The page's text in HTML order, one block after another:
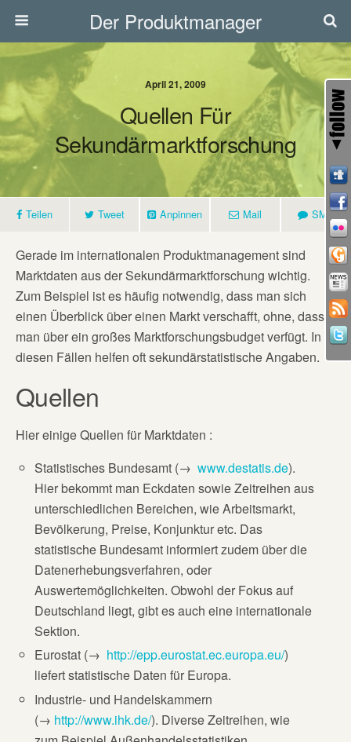
Der Produktmanager
April 21, 2009
Quellen Für
Sekundärmarktforschung
Teilen Tweet Anpinnen Mail SMS
Gerade im internationalen Produktmanagement sind
Marktdaten aus der Sekundärmarktforschung wichtig.
Zum Beispiel ist es häufig notwendig, dass man sich
einen Überblick über einen Markt verschafft, ohne, dass
man über ein großes Marktforschungsbudget verfügt. In
diesen Fällen helfen oft sekundärstatistische Angaben.
Quellen
Hier einige Quellen für Marktdaten :
Statistisches Bundesamt (→ www.destatis.de).
Hier bekommt man Eckdaten sowie Zeitreihen aus
unterschiedlichen Bereichen, wie Arbeitsmarkt,
Bevölkerung, Preise, Konjunktur etc. Das
statistische Bundesamt informiert zudem über die
Datenerhebungsverfahren, oder
Auswertemöglichkeiten. Obwohl der Fokus auf
Deutschland liegt, gibt es auch eine internationale
Sektion.
Eurostat (→ http://epp.eurostat.ec.europa.eu/)
liefert statistische Daten für Europa.
Industrie- und Handelskammern
(→ http://www.ihk.de/). Diverse Zeitreihen, wie